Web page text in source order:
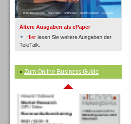
Ältere Ausgaben als ePaper
Hier lesen Sie weitere Ausgaben der
TeleTalk.
» Zum Online-Business Guide
Inbound